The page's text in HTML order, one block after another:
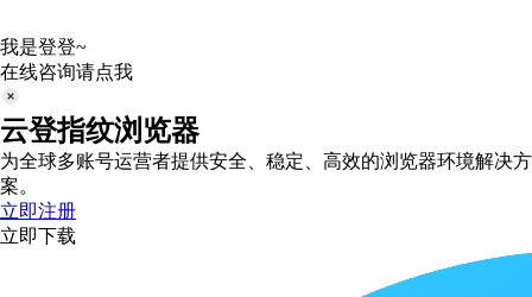
我是登登~
在线咨询请点我
云登指纹浏览器
为全球多账号运营者提供安全、稳定、高效的浏览器环境解决方
案。
立即注册
立即下载